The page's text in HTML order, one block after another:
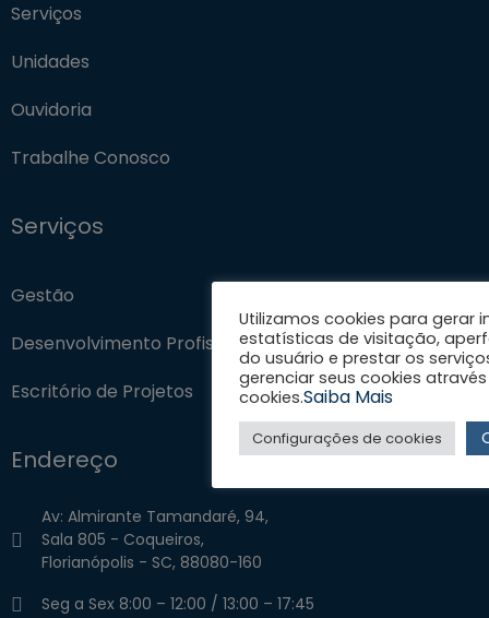
Serviços
Unidades
Ouvidoria
Trabalhe Conosco
Serviços
Gestão
Desenvolvimento Profissional
Escritório de Projetos
Endereço
Av: Almirante Tamandaré, 94,
Sala 805 - Coqueiros,
Florianópolis - SC, 88080-160
Seg a Sex 8:00 – 12:00 / 13:00 – 17:45
Utilizamos cookies para gerar
estatísticas de visitação,
do usuário e prestar os
gerenciar seus cookies
cookies.Saiba Mais
Configurações de cookies